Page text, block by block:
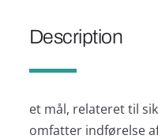
Description
et mål, relateret til
omfatter indførelse